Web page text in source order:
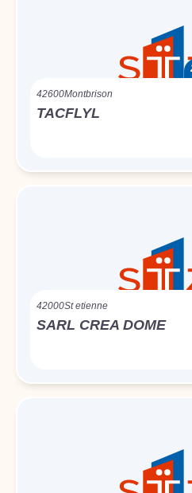
42600Montbrison
TACFLYL
42000St etienne
SARL CREA DOME